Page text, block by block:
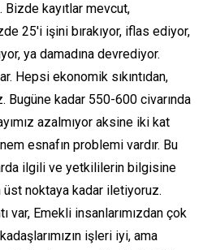
kayıtlar mevcut,
25'i işini bırakıyor, iflas ediyor,
ya damadına devrediyor.
Hepsi ekonomik sıkıntıdan,
Bugüne kadar 550-600 civarında
azalmıyor aksine iki kat
esnafın problemi vardır. Bu
ilgili ve yetkililerin bilgisine
noktaya kadar iletiyoruz.
var, Emekli insanlarımızdan çok
işleri iyi, ama